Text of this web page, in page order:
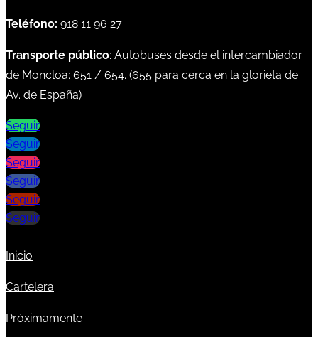
Teléfono: 918 11 96 27
Transporte público: Autobuses desde el intercambiador
de Moncloa: 651 / 654. (655 para cerca en la glorieta de
Av. de España)
Seguir
Seguir
Seguir
Seguir
Seguir
Seguir
Inicio
Cartelera
Próximamente